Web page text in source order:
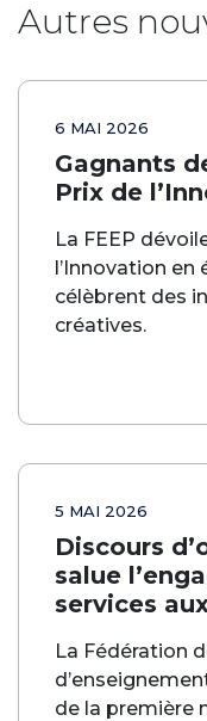
Autres
6 MAI 2026
Gagnants
Prix de
La FEEP
l’Innovation en
célèbrent des
créatives.
5 MAI 2026
Discours
salue
services
La Fédération
de la première